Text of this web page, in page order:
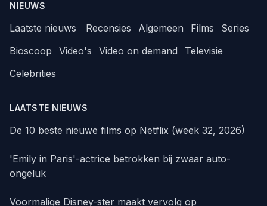
NIEUWS
Laatste nieuws Recensies Algemeen Films
Series
Bioscoop
Video's Video on demand
Televisie
Celebrities
LAATSTE NIEUWS
De 10 beste nieuwe films op Netflix (week 32, 2026)
'Emily in Paris'-actrice betrokken bij zwaar auto-
ongeluk
Voormalige Disney-ster maakt vervolg op